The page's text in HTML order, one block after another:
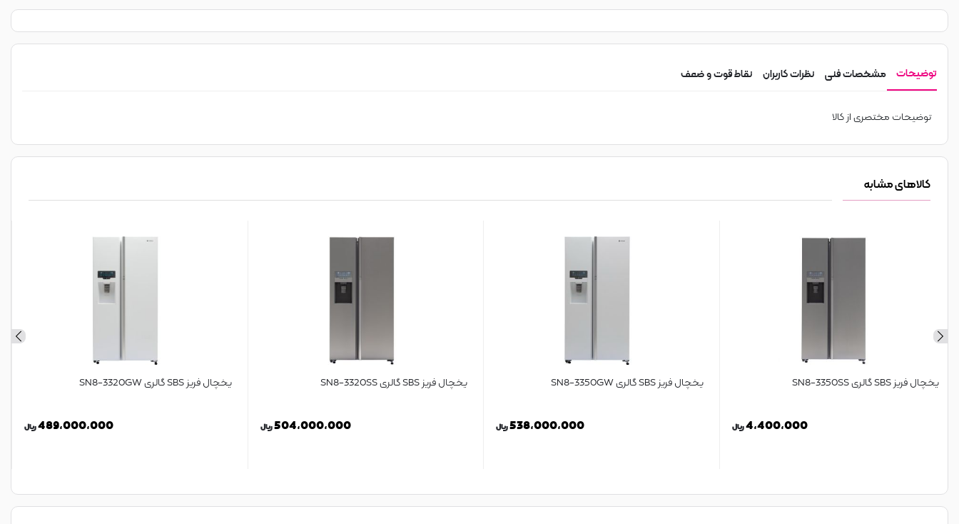
توضیحات مشخصات فنی نظرات کاربران نقاط قوت و ضعف
توضیحات مختصری از کالا
کالاهای مشابه
یخچال فریز SBS گالری SN8-3350SS
4,400,000ریال
یخچال فریز SBS گالری SN8-3350GW
538,000,000ریال
یخچال فریز SBS گالری SN8-3320SS
504,000,000ریال
یخچال فریز SBS گالری SN8-3320GW
489,000,000ریال